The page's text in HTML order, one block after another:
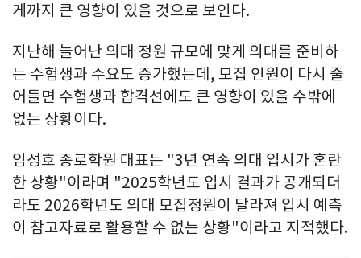
게까지 큰 영향이 있을 것으로 보인다.
지난해 늘어난 의대 정원 규모에 맞게 의대를 준비하
는 수험생과 수요도 증가했는데, 모집 인원이 다시 줄
어들면 수험생과 합격선에도 큰 영향이 있을 수밖에
없는 상황이다.
임성호 종로학원 대표는 "3년 연속 의대 입시가 혼란
한 상황"이라며 "2025학년도 입시 결과가 공개되더
라도 2026학년도 의대 모집정원이 달라져 입시 예측
이 참고자료로 활용할 수 없는 상황"이라고 지적했다.